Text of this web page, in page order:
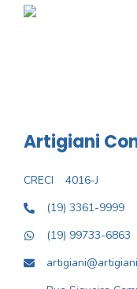
Artigiani
CRECI
4016-J
(19) 3361-9999
(19) 99733-6863